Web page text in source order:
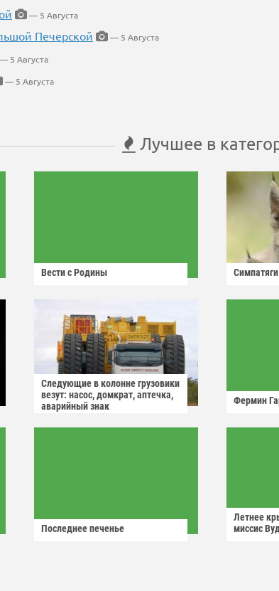
— 5 Августа
Печерской
— 5 Августа
— 5 Августа
— 5 Августа
Лучшее в
Вести с Родины Симпатяги
Следующие в колонне грузовики
везут: насос, домкрат, аптечка,
аварийный знак
Фермин
Последнее печенье
Летнее
миссис